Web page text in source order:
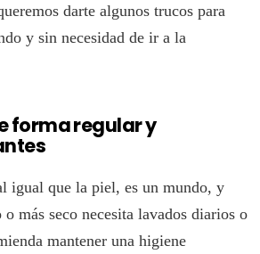
darte algunos trucos para
y sin necesidad de ir a la
forma regular y
igual que la piel, es un mundo, y
o más seco necesita lavados diarios o
mantener una higiene